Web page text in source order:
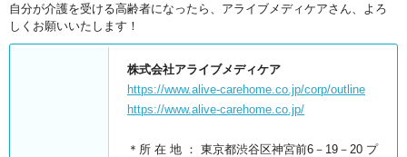
自分が介護を受ける高齢者になったら、アライブメディケアさん、よろ
しくお願いいたします！
株式会社アライブメディケア
https://www.alive-carehome.co.jp/corp/outline
https://www.alive-carehome.co.jp/
＊所 在 地 ： 東京都渋谷区神宮前6－19－20 プ